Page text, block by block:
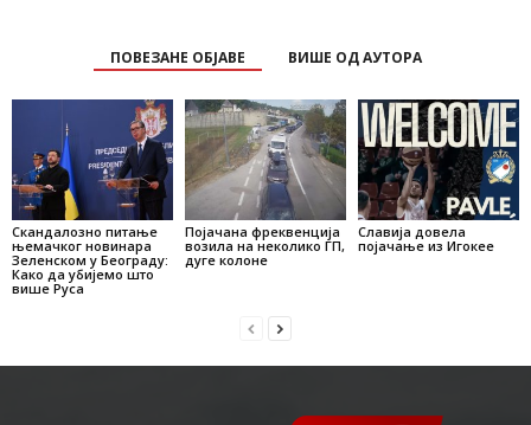
ПОВЕЗАНЕ ОБЈАВЕ ВИШЕ ОД АУТОРА
Скандалозно питање
њемачког новинара
Зеленском у Београду:
Како да убијемо што
више Руса
Појачана фреквенција
возила на неколико ГП,
дуге колоне
Славија довела
појачање из Игокее